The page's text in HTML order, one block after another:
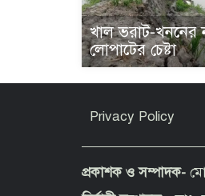
খাল ভরাট-খননের
লোপাটের চেষ্টা
Privacy Policy
প্রকাশক ও সম্পাদক-